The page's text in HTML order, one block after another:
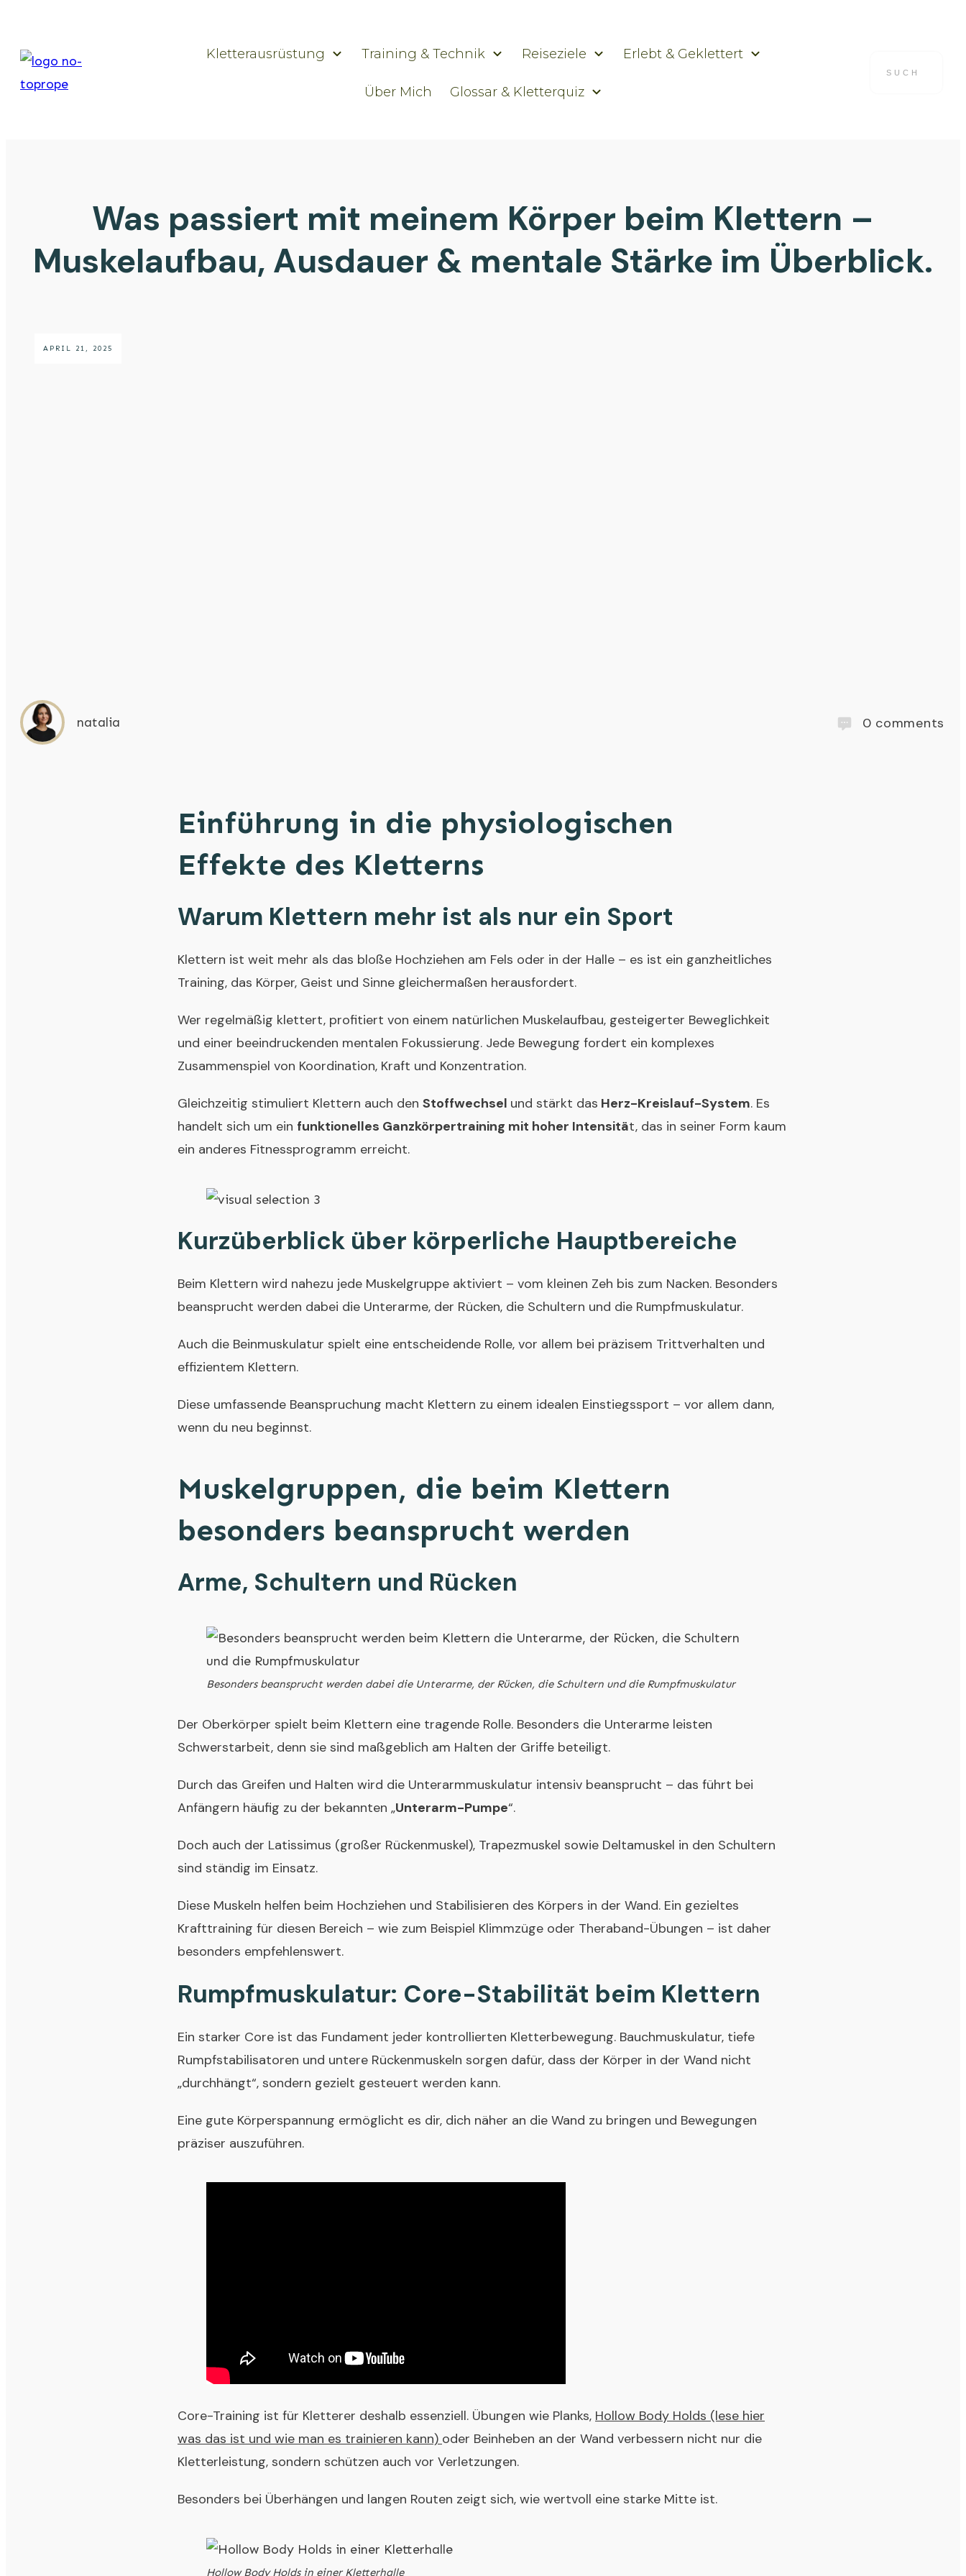
Kletterausrüstung Training & Technik Reiseziele Erlebt & Geklettert
Über Mich Glossar & Kletterquiz
Was passiert mit meinem Körper beim Klettern –
Muskelaufbau, Ausdauer & mentale Stärke im Überblick.
APRIL 21, 2025
natalia 0 comments
Einführung in die physiologischen
Effekte des Kletterns
Warum Klettern mehr ist als nur ein Sport
Klettern ist weit mehr als das bloße Hochziehen am Fels oder in der Halle – es ist ein ganzheitliches
Training, das Körper, Geist und Sinne gleichermaßen herausfordert.
Wer regelmäßig klettert, profitiert von einem natürlichen Muskelaufbau, gesteigerter Beweglichkeit
und einer beeindruckenden mentalen Fokussierung. Jede Bewegung fordert ein komplexes
Zusammenspiel von Koordination, Kraft und Konzentration.
Gleichzeitig stimuliert Klettern auch den Stoffwechsel und stärkt das Herz-Kreislauf-System. Es
handelt sich um ein funktionelles Ganzkörpertraining mit hoher Intensität, das in seiner Form kaum
ein anderes Fitnessprogramm erreicht.
Kurzüberblick über körperliche Hauptbereiche
Beim Klettern wird nahezu jede Muskelgruppe aktiviert – vom kleinen Zeh bis zum Nacken. Besonders
beansprucht werden dabei die Unterarme, der Rücken, die Schultern und die Rumpfmuskulatur.
Auch die Beinmuskulatur spielt eine entscheidende Rolle, vor allem bei präzisem Trittverhalten und
effizientem Klettern.
Diese umfassende Beanspruchung macht Klettern zu einem idealen Einstiegssport – vor allem dann,
wenn du neu beginnst.
Muskelgruppen, die beim Klettern
besonders beansprucht werden
Arme, Schultern und Rücken
Besonders beansprucht werden dabei die Unterarme, der Rücken, die Schultern und die Rumpfmuskulatur
Der Oberkörper spielt beim Klettern eine tragende Rolle. Besonders die Unterarme leisten
Schwerstarbeit, denn sie sind maßgeblich am Halten der Griffe beteiligt.
Durch das Greifen und Halten wird die Unterarmmuskulatur intensiv beansprucht – das führt bei
Anfängern häufig zu der bekannten „Unterarm-Pumpe“.
Doch auch der Latissimus (großer Rückenmuskel), Trapezmuskel sowie Deltamuskel in den Schultern
sind ständig im Einsatz.
Diese Muskeln helfen beim Hochziehen und Stabilisieren des Körpers in der Wand. Ein gezieltes
Krafttraining für diesen Bereich – wie zum Beispiel Klimmzüge oder Theraband-Übungen – ist daher
besonders empfehlenswert.
Rumpfmuskulatur: Core-Stabilität beim Klettern
Ein starker Core ist das Fundament jeder kontrollierten Kletterbewegung. Bauchmuskulatur, tiefe
Rumpfstabilisatoren und untere Rückenmuskeln sorgen dafür, dass der Körper in der Wand nicht
„durchhängt“, sondern gezielt gesteuert werden kann.
Eine gute Körperspannung ermöglicht es dir, dich näher an die Wand zu bringen und Bewegungen
präziser auszuführen.
Core-Training ist für Kletterer deshalb essenziell. Übungen wie Planks, Hollow Body Holds (lese hier
was das ist und wie man es trainieren kann) oder Beinheben an der Wand verbessern nicht nur die
Kletterleistung, sondern schützen auch vor Verletzungen.
Besonders bei Überhängen und langen Routen zeigt sich, wie wertvoll eine starke Mitte ist.
Hollow Body Holds in einer Kletterhalle